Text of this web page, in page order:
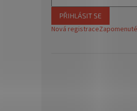
PŘIHLÁSIT SE
Nová registrace